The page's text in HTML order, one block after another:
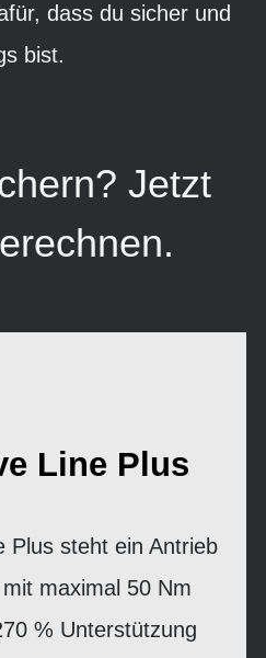
dass du sicher und
bist.
Jetzt
Line Plus
Plus steht ein Antrieb
maximal 50 Nm
% Unterstützung